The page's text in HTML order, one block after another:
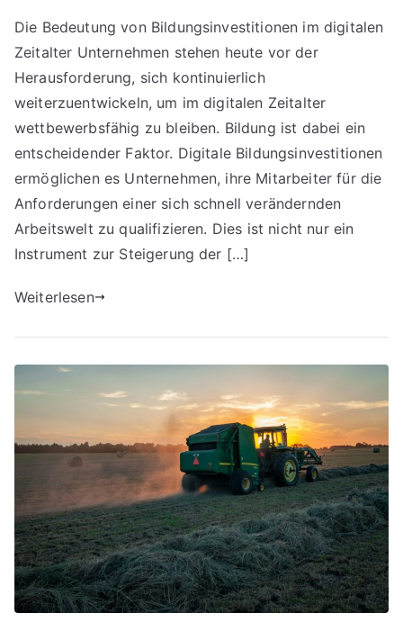
Die Bedeutung von Bildungsinvestitionen im digitalen
Zeitalter Unternehmen stehen heute vor der
Herausforderung, sich kontinuierlich
weiterzuentwickeln, um im digitalen Zeitalter
wettbewerbsfähig zu bleiben. Bildung ist dabei ein
entscheidender Faktor. Digitale Bildungsinvestitionen
ermöglichen es Unternehmen, ihre Mitarbeiter für die
Anforderungen einer sich schnell verändernden
Arbeitswelt zu qualifizieren. Dies ist nicht nur ein
Instrument zur Steigerung der […]
Weiterlesen